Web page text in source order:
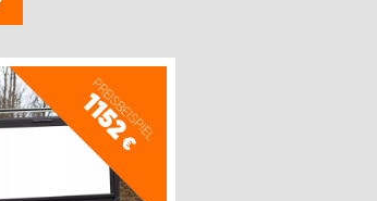
PREISBEISPIEL
1152
€